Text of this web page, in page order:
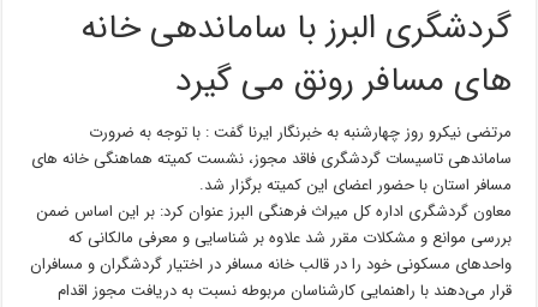
گردشگری البرز با ساماندهی خانه
های مسافر رونق می گیرد
مرتضی نیکرو روز چهارشنبه به خبرنگار ایرنا گفت : با توجه به ضرورت
ساماندهی تاسیسات گردشگری فاقد مجوز، نشست کمیته هماهنگی خانه های
مسافر استان با حضور اعضای این کمیته برگزار شد.
معاون گردشگری اداره کل میراث فرهنگی البرز عنوان کرد: بر این اساس ضمن
بررسی موانع و مشکلات مقرر شد علاوه بر شناسایی و معرفی مالکانی که
واحدهای مسکونی خود را در قالب خانه مسافر در اختیار گردشگران و مسافران
قرار می‌دهند با راهنمایی کارشناسان مربوطه نسبت به دریافت مجوز اقدام